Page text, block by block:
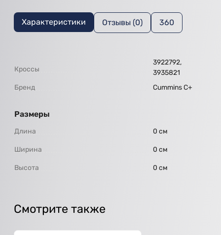
Характеристики Отзывы (0) 360
Кроссы
3922792,
3935821
Бренд
Cummins C+
Размеры
Длина 0 см
Ширина 0 см
Высота 0 см
Смотрите также